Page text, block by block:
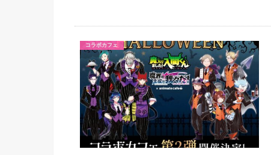
コラボカフェ